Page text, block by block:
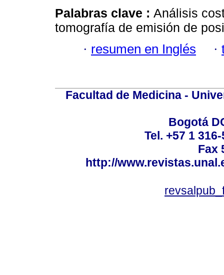
Palabras clave : Análisis
tomografía de emisión de
· resumen en Inglés ·
Facultad de Medicina -
Bogotá
Tel. +57 1
Fax
http://